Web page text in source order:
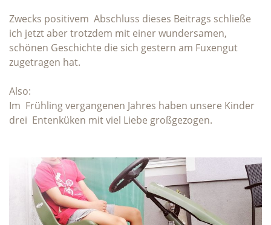
Zwecks positivem Abschluss dieses Beitrags schließe
ich jetzt aber trotzdem mit einer wundersamen,
schönen Geschichte die sich gestern am Fuxengut
zugetragen hat.
Also:
Im Frühling vergangenen Jahres haben unsere Kinder
drei Entenküken mit viel Liebe großgezogen.